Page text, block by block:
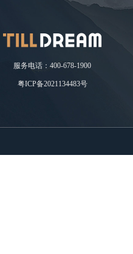
服务电话：400-678-1900
粤ICP备2021134483号